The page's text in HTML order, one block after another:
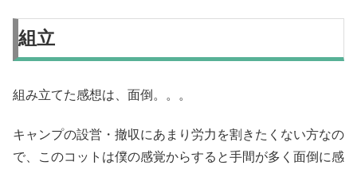
組立
組み立てた感想は、面倒。。。
キャンプの設営・撤収にあまり労力を割きたくない方なの
で、このコットは僕の感覚からすると手間が多く面倒に感